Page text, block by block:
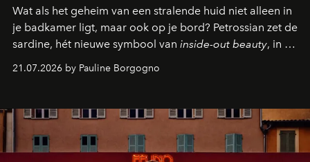
Wat als het geheim van een stralende huid niet alleen in
je badkamer ligt, maar ook op je bord? Petrossian zet de
sardine, hét nieuwe symbool van inside-out beauty, in de
kijker met twee gastronomische creaties.
21.07.2026 by Pauline Borgogno